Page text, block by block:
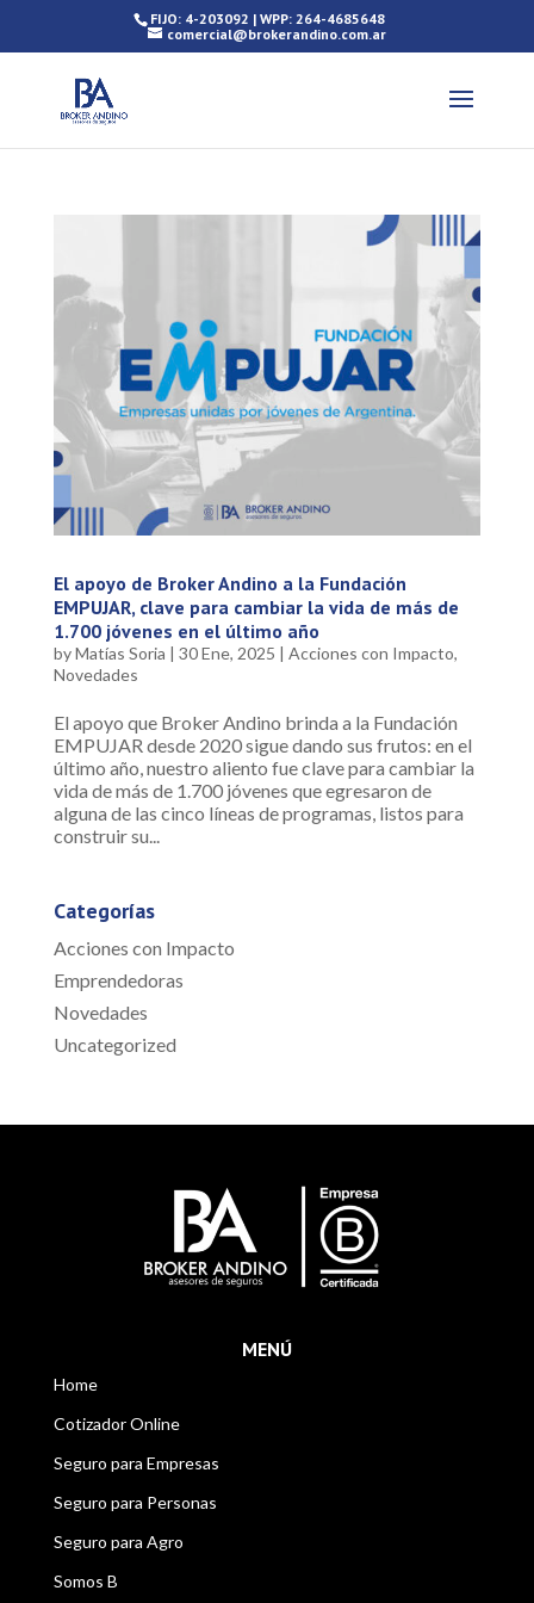
FIJO: 4-203092 | WPP: 264-4685648
comercial@brokerandino.com.ar
El apoyo de Broker Andino a la Fundación
EMPUJAR, clave para cambiar la vida de más de
1.700 jóvenes en el último año
byMatías Soria | 30 Ene, 2025 | Acciones con Impacto,
Novedades
El apoyo que Broker Andino brinda a la Fundación
EMPUJAR desde 2020 sigue dando sus frutos: en el
último año, nuestro aliento fue clave para cambiar la
vida de más de 1.700 jóvenes que egresaron de
alguna de las cinco líneas de programas, listos para
construir su...
Categorías
Acciones con Impacto
Emprendedoras
Novedades
Uncategorized
MENÚ
Home
Cotizador Online
Seguro para Empresas
Seguro para Personas
Seguro para Agro
Somos B